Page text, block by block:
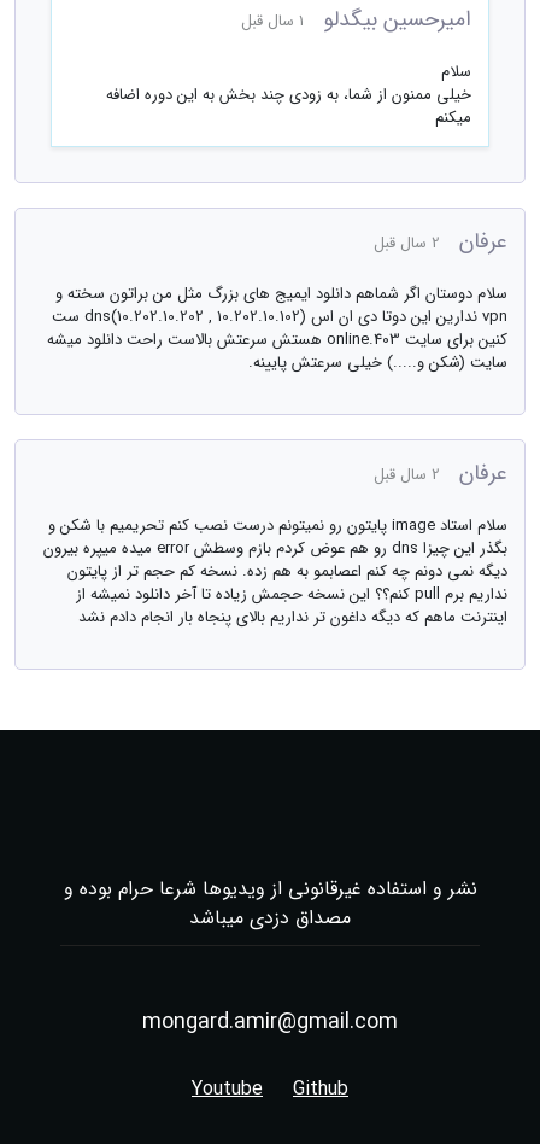
امیرحسین بیگدلو
1 سال قبل
سلام
خیلی ممنون از شما، به زودی چند بخش به این دوره اضافه
میکنم
عرفان
2 سال قبل
سلام دوستان اگر شماهم دانلود ایمیج های بزرگ مثل من براتون سخته و
vpn ندارین این دوتا دی ان اس (dns(10.202.10.202 , 10.202.10.102 ست
کنین برای سایت 403.online هستش سرعتش بالاست راحت دانلود میشه
سایت (شکن و.....) خیلی سرعتش پایینه.
عرفان
2 سال قبل
سلام استاد image پایتون رو نمیتونم درست نصب کنم تحریمیم با شکن و
بگذر این چیزا dns رو هم عوض کردم بازم وسطش error میده میپره بیرون
دیگه نمی دونم چه کنم اعصابمو به هم زده. نسخه کم حجم تر از پایتون
نداریم برم pull کنم؟؟ این نسخه حجمش زیاده تا آخر دانلود نمیشه از
اینترنت ماهم که دیگه داغون تر نداریم بالای پنجاه بار انجام دادم نشد
نشر و استفاده غیرقانونی از ویدیوها شرعا حرام بوده و
مصداق دزدی میباشد
mongard.amir@gmail.com
Github
Youtube